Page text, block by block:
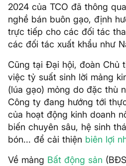
2024 của TCO đã thông
nghề bán buôn gạo, định
trực tiếp cho các đối tác
các đối tác xuất khẩu như
Cũng tại Đại hội, đoàn Chủ
việc tỷ suất sinh lời mảng
(lúa gạo) mỏng do đặc thù
Công ty đang hướng tới
của hoạt động kinh doanh
biến chuyên sâu, hệ sinh
bón... để cải thiện biên lợi
Về mảng Bất động sản